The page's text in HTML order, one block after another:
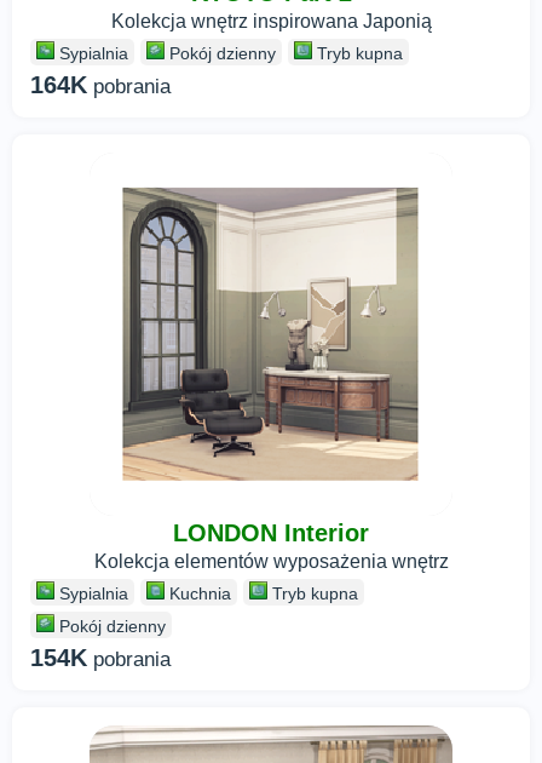
Kolekcja wnętrz inspirowana Japonią
Sypialnia Pokój dzienny Tryb kupna
164K pobrania
LONDON Interior
Kolekcja elementów wyposażenia wnętrz
Sypialnia Kuchnia
Tryb kupna
Pokój dzienny
154K pobrania